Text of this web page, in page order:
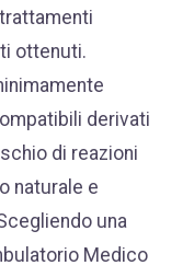
ottenuti.
derivati
di reazioni
naturale e
una
Medico